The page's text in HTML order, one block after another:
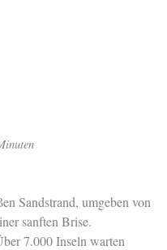
Sandstrand, umgeben von
sanften Brise.
7.000 Inseln warten